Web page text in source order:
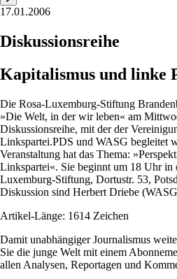
17.01.2006
Diskussionsreihe
Kapitalismus und linke
Die Rosa-Luxemburg-Stiftung
»Die Welt, in der wir leben« am
Diskussionsreihe, mit der der
Linkspartei.PDS und WASG begleitet
Veranstaltung hat das Thema:
Linkspartei«. Sie beginnt um 18 Uhr in
Luxemburg-Stiftung, Dortustr. 53,
Diskussion sind Herbert Driebe
Artikel-Länge: 1614 Zeichen
Damit unabhängiger Journalismus
Sie die junge Welt mit einem
allen Analysen, Reportagen und